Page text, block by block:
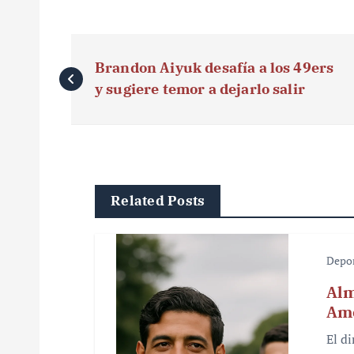
a
Brandon Aiyuk desafía a los 49ers
y sugiere temor a dejarlo salir
Related Posts
El